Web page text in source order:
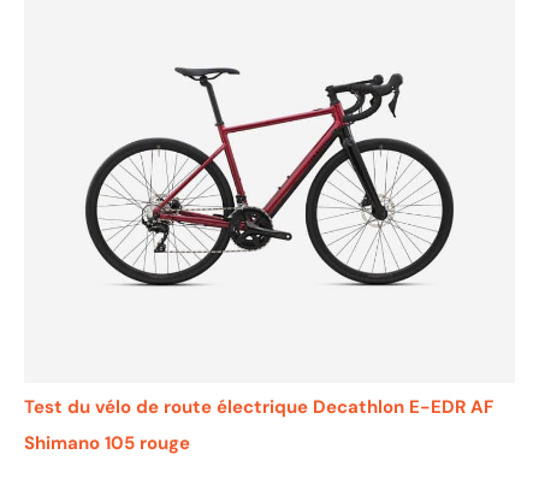
Test du vélo de route électrique Decathlon E-EDR AF
Shimano 105 rouge